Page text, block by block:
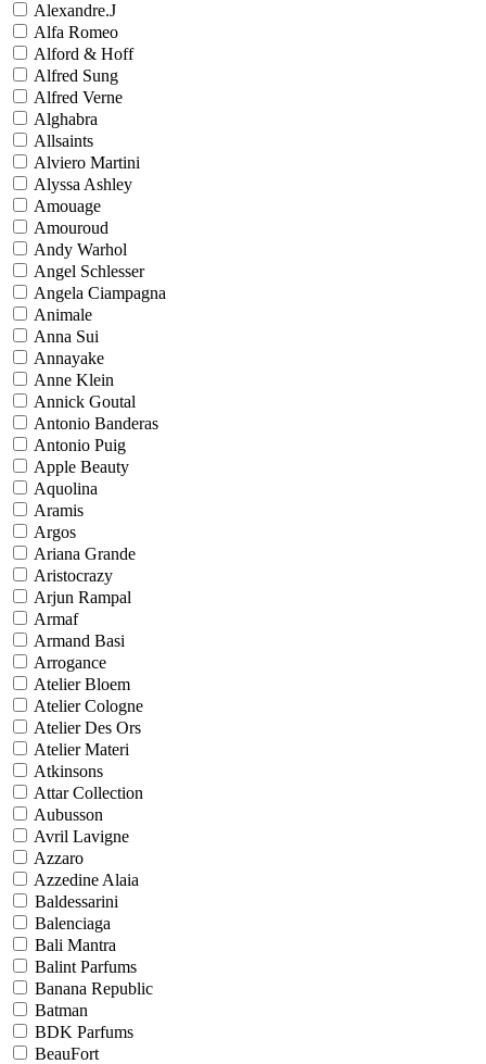
Alexandre.J
Alfa Romeo
Alford & Hoff
Alfred Sung
Alfred Verne
Alghabra
Allsaints
Alviero Martini
Alyssa Ashley
Amouage
Amouroud
Andy Warhol
Angel Schlesser
Angela Ciampagna
Animale
Anna Sui
Annayake
Anne Klein
Annick Goutal
Antonio Banderas
Antonio Puig
Apple Beauty
Aquolina
Aramis
Argos
Ariana Grande
Aristocrazy
Arjun Rampal
Armaf
Armand Basi
Arrogance
Atelier Bloem
Atelier Cologne
Atelier Des Ors
Atelier Materi
Atkinsons
Attar Collection
Aubusson
Avril Lavigne
Azzaro
Azzedine Alaia
Baldessarini
Balenciaga
Bali Mantra
Balint Parfums
Banana Republic
Batman
BDK Parfums
BeauFort